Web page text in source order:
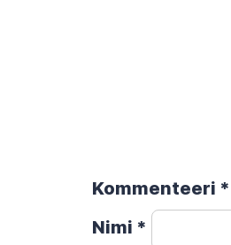
Kommenteeri *
Nimi *